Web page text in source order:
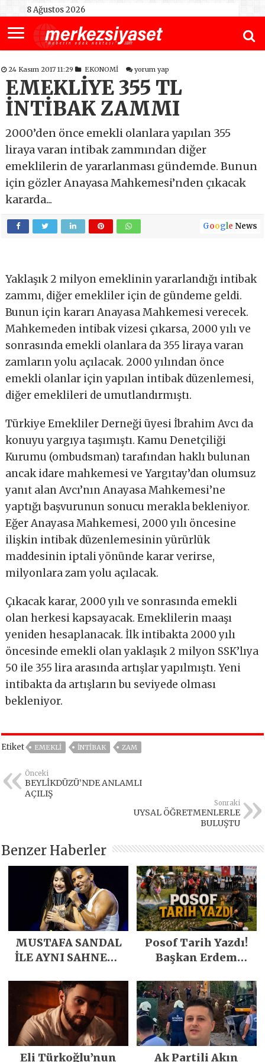
8 Ağustos 2026
24 Kasım 2017 11:29 EKONOMİ yorum yap
EMEKLİYE 355 TL
İNTİBAK ZAMMI
2000’den önce emekli olanlara yapılan 355
liraya varan intibak zammından diğer
emeklilerin de yararlanması gündemde. Bunun
için gözler Anayasa Mahkemesi’nden çıkacak
kararda...
Google News
Yaklaşık 2 milyon emeklinin yararlandığı intibak
zammı, diğer emekliler için de gündeme geldi.
Bunun için kararı Anayasa Mahkemesi verecek.
Mahkemeden intibak vizesi çıkarsa, 2000 yılı ve
sonrasında emekli olanlara da 355 liraya varan
zamların yolu açılacak. 2000 yılından önce
emekli olanlar için yapılan intibak düzenlemesi,
diğer emeklileri de umutlandırmıştı.
Türkiye Emekliler Derneği üyesi İbrahim Avcı da
konuyu yargıya taşımıştı. Kamu Denetçiliği
Kurumu (ombudsman) tarafından haklı bulunan
ancak idare mahkemesi ve Yargıtay’dan olumsuz
yanıt alan Avcı’nın Anayasa Mahkemesi’ne
yaptığı başvurunun sonucu merakla bekleniyor.
Eğer Anayasa Mahkemesi, 2000 yılı öncesine
ilişkin intibak düzenlemesinin yürürlük
maddesinin iptali yönünde karar verirse,
milyonlara zam yolu açılacak.
Çıkacak karar, 2000 yılı ve sonrasında emekli
olan herkesi kapsayacak. Emeklilerin maaşı
yeniden hesaplanacak. İlk intibakta 2000 yılı
öncesinde emekli olan yaklaşık 2 milyon SSK’lıya
50 ile 355 lira arasında artışlar yapılmıştı. Yeni
intibakta da artışların bu seviyede olması
bekleniyor.
Etiket EMEKLİ İNTİBAK ZAM
Önceki
BEYLİKDÜZÜ’NDE ANLAMLI
AÇILIŞ
Sonraki
UYSAL ÖĞRETMENLERLE
BULUŞTU
Benzer Haberler
MUSTAFA SANDAL
İLE AYNI SAHNEDE
Posof Tarih Yazdı!
Başkan Erdem
Emeğiyle Son
Yılların En Büyük
Festivali
Gerçekleşti
Eli Türkoğlu’nun
Ak Partili Akın